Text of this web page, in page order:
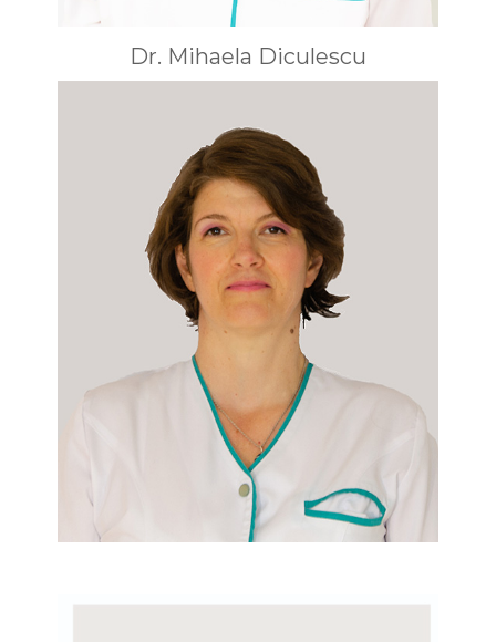
Dr. Mihaela Diculescu